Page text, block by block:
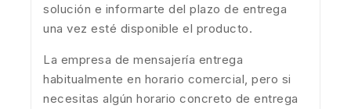
solución e informarte del plazo de entrega
una vez esté disponible el producto.
La empresa de mensajería entrega
habitualmente en horario comercial, pero si
necesitas algún horario concreto de entrega